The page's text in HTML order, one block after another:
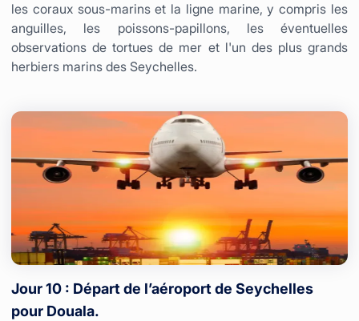
les coraux sous-marins et la ligne marine, y compris les
anguilles, les poissons-papillons, les éventuelles
observations de tortues de mer et l'un des plus grands
herbiers marins des Seychelles.
Jour 10 : Départ de l’aéroport de Seychelles
pour Douala.